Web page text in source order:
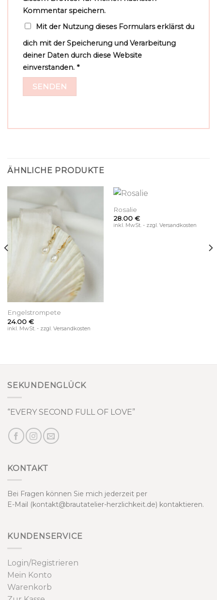
Kommentar speichern.
Mit der Nutzung dieses Formulars erklärst du
dich mit der Speicherung und Verarbeitung
deiner Daten durch diese Website
einverstanden. *
ÄHNLICHE PRODUKTE
Engelstrompete
24.00 €
inkl. MwSt. - zzgl. Versandkosten
Rosalie
28.00 €
inkl. MwSt. - zzgl. Versandkosten
SEKUNDENGLÜCK
“EVERY SECOND FULL OF LOVE”
KONTAKT
Bei Fragen können Sie mich jederzeit per
E-Mail (kontakt@brautatelier-herzlichkeit.de) kontaktieren.
KUNDENSERVICE
Login/Registrieren
Mein Konto
Warenkorb